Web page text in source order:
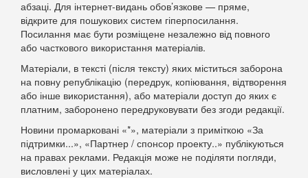
абзаці. Для інтернет-видань обов’язкове — пряме,
відкрите для пошукових систем гіперпосилання.
Посилання має бути розміщене незалежно від повного
або часткового використання матеріалів.
Матеріали, в тексті (після тексту) яких міститься заборона
на повну републікацію (передрук, копіювання, відтворення
або інше використання), або матеріали доступ до яких є
платним, заборонено передруковувати без згоди редакції.
Новини промарковані «*», матеріали з приміткою «За
підтримки...», «Партнер / спонсор проекту..» публікуються
на правах реклами. Редакція може не поділяти погляди,
висловлені у цих матеріалах.